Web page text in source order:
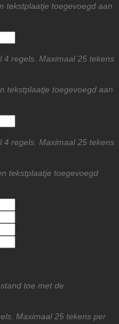
tekstplaatje toegevoegd aan
4 regels. Maximaal 25 tekens
tekstplaatje toegevoegd aan
4 regels. Maximaal 25 tekens
tekstplaatje toegevoegd
toe met de
Maximaal 25 tekens per